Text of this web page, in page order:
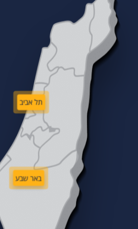
תל אביב
באר שבע